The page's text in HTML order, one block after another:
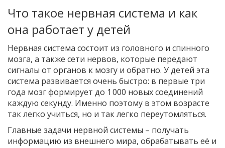
Что такое нервная система и как
она работает у детей
Нервная система состоит из головного и спинного
мозга, а также сети нервов, которые передают
сигналы от органов к мозгу и обратно. У детей эта
система развивается очень быстро: в первые три
года мозг формирует до 1 000 новых соединений
каждую секунду. Именно поэтому в этом возрасте
так легко учиться, но и так легко переутомляться.
Главные задачи нервной системы – получать
информацию из внешнего мира, обрабатывать её и